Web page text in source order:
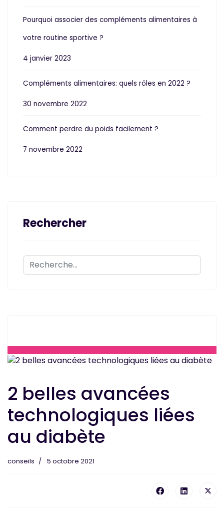
Pourquoi associer des compléments alimentaires à
votre routine sportive ?
4 janvier 2023
Compléments alimentaires: quels rôles en 2022 ?
30 novembre 2022
Comment perdre du poids facilement ?
7 novembre 2022
Rechercher
Rechercher
2 belles avancées
technologiques liées
au diabète
conseils 5 octobre 2021